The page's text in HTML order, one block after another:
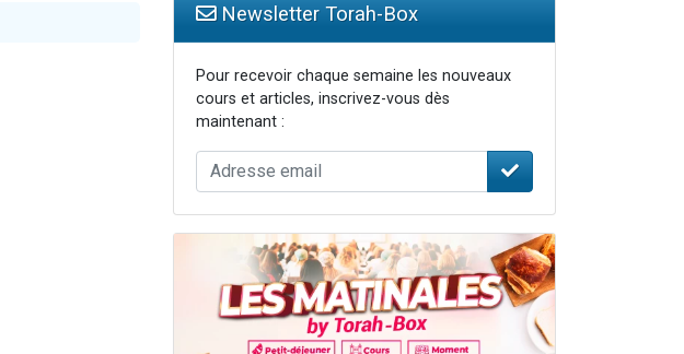
Newsletter Torah-Box
Pour recevoir chaque semaine les nouveaux
cours et articles, inscrivez-vous dès
maintenant :